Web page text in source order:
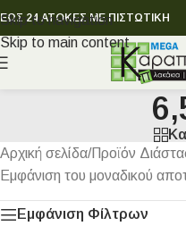
Skip to navigation
Skip to main content
ΕΩΣ 24 ΑΤΟΚΕΣ ΜΕ ΠΙΣΤΩΤΙΚΗ
Αρχική σελίδα/Προϊόν
Εμφάνιση του μοναδικού
Εμφάνιση Φίλτρων